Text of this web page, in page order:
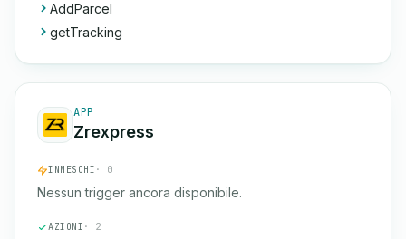
AddParcel
getTracking
APP
Zrexpress
INNESCHI · 0
Nessun trigger ancora disponibile.
AZIONI · 2